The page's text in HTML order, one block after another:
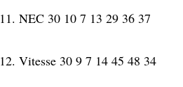
11. NEC 30 10 7 13 29 36 37
12. Vitesse 30 9 7 14 45 48 34